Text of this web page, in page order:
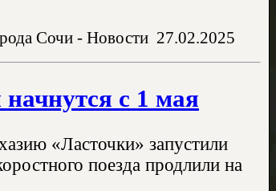
Сочи - Новости 27.02.2025
с 1 мая
«Ласточки» запустили
поезда продлили на